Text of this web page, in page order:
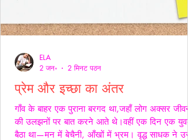
प्रेम और इच्छा का अंतर
गाँव के बाहर एक पुराना बरगद था,जहाँ लोग अक्सर जीवन
की उलझनों पर बात करने आते थे।वहीं एक दिन एक युवक
बैठा था—मन में बेचैनी, आँखों में भ्रम। वृद्ध साधक ने उसे
ELA
2 जन॰
2 मिनट पठन